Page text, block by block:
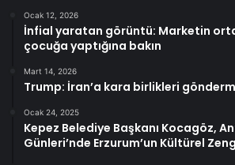
Ocak 12, 2026
İnfial yaratan görüntü: Marketin
çocuğa yaptığına bakın
Mart 14, 2026
Trump: İran’a kara birlikleri
Ocak 24, 2025
Kepez Belediye Başkanı Kocagöz,
Günleri’nde Erzurum’un Kültürel